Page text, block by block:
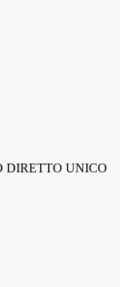
DIRETTO UNICO